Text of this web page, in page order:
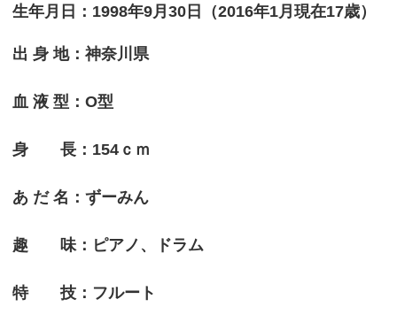
生年月日：1998年9月30日（2016年1月現在17歳）
出 身 地：神奈川県
血 液 型：O型
身 長：154ｃｍ
あ だ 名：ずーみん
趣 味：ピアノ、ドラム
特 技：フルート